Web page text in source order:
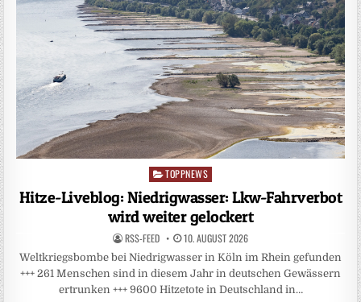
Posted
in
TOPPNEWS
Hitze-Liveblog: Niedrigwasser: Lkw-Fahrverbot
wird weiter gelockert
RSS-FEED 10. AUGUST 2026
Weltkriegsbombe bei Niedrigwasser in Köln im Rhein gefunden
+++ 261 Menschen sind in diesem Jahr in deutschen Gewässern
ertrunken +++ 9600 Hitzetote in Deutschland in…